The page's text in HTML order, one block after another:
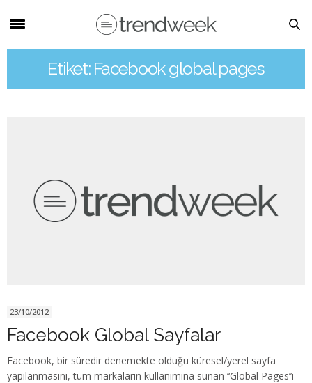
Etiket: Facebook global pages
23/10/2012
Facebook Global Sayfalar
Facebook, bir süredir denemekte olduğu küresel/yerel sayfa
yapılanmasını, tüm markaların kullanımına sunan ‘‘Global Pages’’i